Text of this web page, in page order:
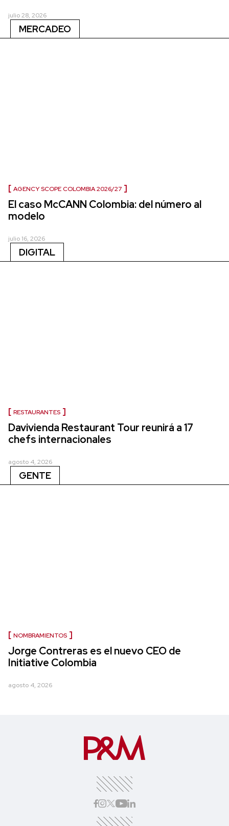
julio 28, 2026
MERCADEO
AGENCY SCOPE COLOMBIA 2026/27
El caso McCANN Colombia: del número al
modelo
julio 16, 2026
DIGITAL
RESTAURANTES
Davivienda Restaurant Tour reunirá a 17
chefs internacionales
agosto 4, 2026
GENTE
NOMBRAMIENTOS
Jorge Contreras es el nuevo CEO de
Initiative Colombia
agosto 4, 2026